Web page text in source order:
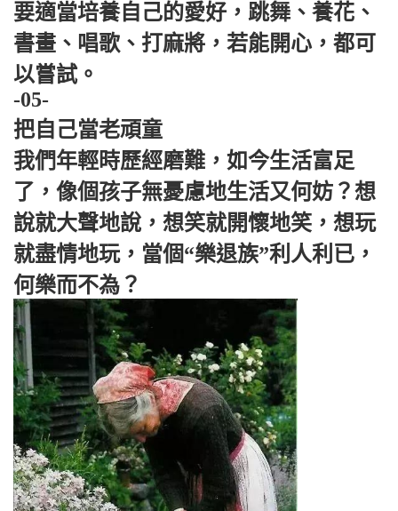
要適當培養自己的愛好，跳舞、養花、
書畫、唱歌、打麻將，若能開心，都可
以嘗試。
-05-
把自己當老頑童
我們年輕時歷經磨難，如今生活富足
了，像個孩子無憂慮地生活又何妨？想
說就大聲地說，想笑就開懷地笑，想玩
就盡情地玩，當個“樂退族”利人利已，
何樂而不為？